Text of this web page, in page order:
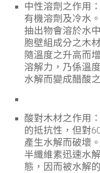
中性溶劑之作用
有機溶劑及冷水
抽出物會溶於水
胞壁組成分之木
隨溫度之升高而
溶解力，乃係溫
水解而變成醋酸
酸對木材之作用
的抵抗性，但對
產生水解而破壞
半纖維素迅速水
態，因而被水解